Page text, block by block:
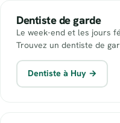
Dentiste de garde
Le week-end et les jours
Trouvez un dentiste de
Dentiste à Huy →